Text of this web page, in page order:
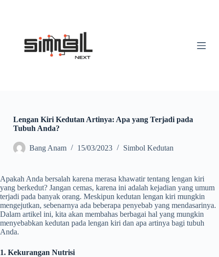
Lengan Kiri Kedutan Artinya: Apa yang Terjadi pada
Tubuh Anda?
Bang Anam 15/03/2023 Simbol Kedutan
Apakah Anda bersalah karena merasa khawatir tentang lengan kiri
yang berkedut? Jangan cemas, karena ini adalah kejadian yang umum
terjadi pada banyak orang. Meskipun kedutan lengan kiri mungkin
mengejutkan, sebenarnya ada beberapa penyebab yang mendasarinya.
Dalam artikel ini, kita akan membahas berbagai hal yang mungkin
menyebabkan kedutan pada lengan kiri dan apa artinya bagi tubuh
Anda.
1. Kekurangan Nutrisi